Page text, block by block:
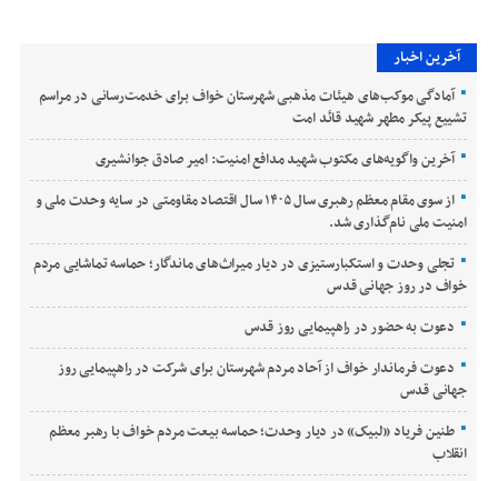
آخرین اخبار
آمادگی موکب‌های هیئات مذهبی شهرستان خواف برای خدمت‌رسانی در مراسم
تشییع پیکر مطهر شهید قائد امت
آخرین واگویه‌های مکتوب شهید مدافع امنیت: امیر صادق جوانشیری
از سوی مقام معظم رهبری سال ۱۴۰۵ سال اقتصاد مقاومتی در سایه وحدت ملی و
امنیت ملی نام‌گذاری شد.
تجلی وحدت و استکبارستیزی در دیار میراث‌های ماندگار؛ حماسه تماشایی مردم
خواف در روز جهانی قدس
دعوت به حضور در راهپیمایی روز قدس
دعوت فرماندار خواف از آحاد مردم شهرستان برای شرکت در راهپیمایی روز
جهانی قدس
طنین فریاد «لبیک» در دیار وحدت؛ حماسه بیعت مردم خواف با رهبر معظم
انقلاب